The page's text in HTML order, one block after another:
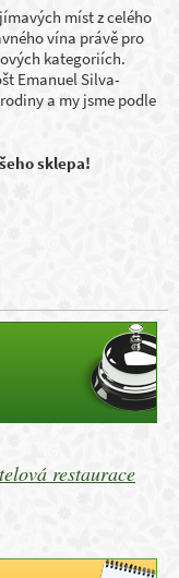
míst z celého
vína právě pro
kategoriích.
Emanuel Silva-
a my jsme podle
sklepa!
restaurace